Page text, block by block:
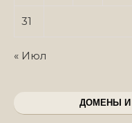
31
« Июл
ДОМЕНЫ И